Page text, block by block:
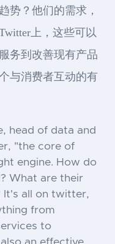
势？他们的需求，
上，这些可以
务到改善现有产品
与消费者互动的有
head of data and
"the core of
engine. How do
What are their
It's all on twitter,
from
to